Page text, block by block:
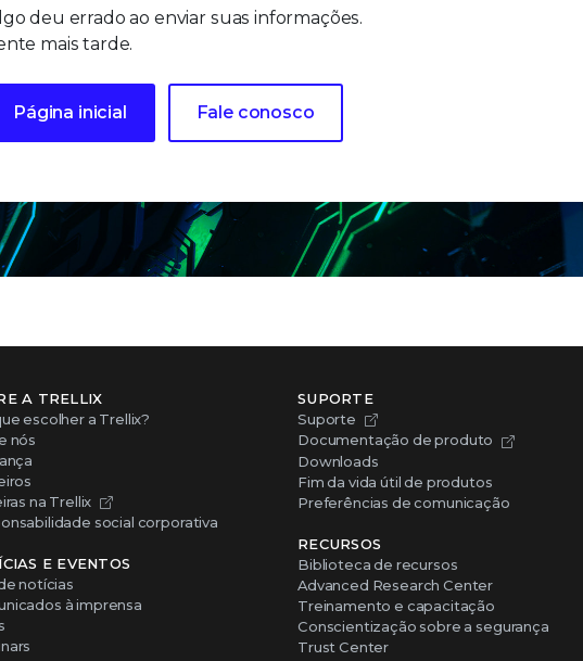
deu errado ao enviar suas informações.
mais tarde.
Página inicial Fale conosco
A TRELLIX
escolher a Trellix?
nós
na Trellix
social corporativa
E EVENTOS
notícias
à imprensa
SUPORTE
Suporte
Documentação de produto
Downloads
Fim da vida útil de produtos
Preferências de comunicação
RECURSOS
Biblioteca de recursos
Advanced Research Center
Treinamento e capacitação
Conscientização sobre a segurança
Trust Center